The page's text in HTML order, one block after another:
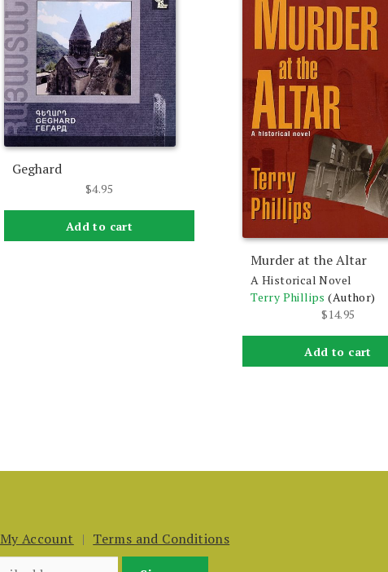
Geghard
$4.95
Add to cart
Murder at the Altar
A Historical Novel
Terry Phillips (Author)
$14.95
Add to cart
My Account
Terms and Conditions